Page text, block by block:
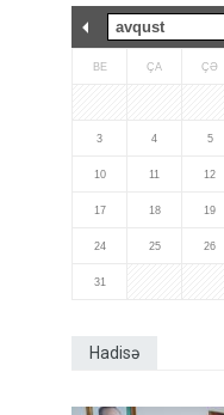
BE ÇA ÇƏ
3 4 5
10 11 12
17 18 19
24 25 26
31
Hadisə